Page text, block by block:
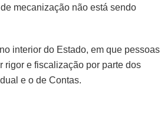
mecanização não está sendo
interior do Estado, em que pessoas
rigor e fiscalização por parte dos
e o de Contas.